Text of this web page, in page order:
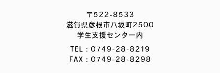
〒522-8533
滋賀県彦根市八坂町2500
学生支援センター内
TEL：0749-28-8219
FAX：0749-28-8298